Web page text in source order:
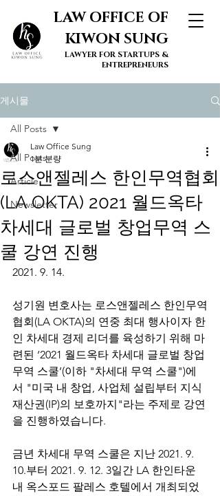
LAW OFFICE OF
KIWON SUNG
LAWYER FOR STARTUPS &
ENTREPRENEURS
게시물
All Posts
Article
Newsletter
All Posts
로스앤젤레스 한인무역협회
(LA OKTA) 2021 월드옥타
차세대 글로벌 창업무역 스
쿨 강연 진행
Law Office Sung
1분 분량
2021. 9. 14.
성기원 변호사는 로스앤젤레스 한인무역
협회(LA OKTA)의 연중 최대 행사이자 한
인 차세대 경제 리더를 육성하기 위해 마
련된 ‘2021 월드옥타 차세대 글로벌 창업
무역 스쿨’(이하 "차세대 무역 스쿨")에
서 "미국 내 창업, 사업체 설립부터 지식
재산권(IP)의 보호까지"라는 주제로 강연
을 진행하였습니다.
금년 차세대 무역 스쿨은 지난 2021. 9.
10.부터 2021. 9. 12. 3일간 LA 한인타운
내 옥스포드 팔레스 호텔에서 개최되었